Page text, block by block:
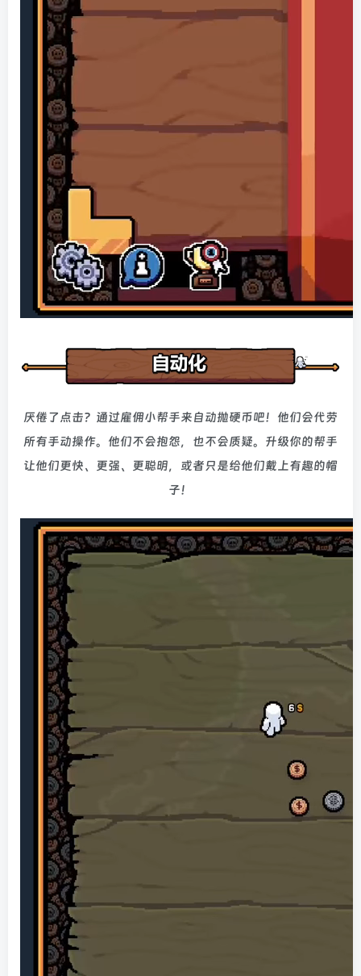
厌倦了点击？通过雇佣小帮手来自动抛硬币吧！他们会代劳
所有手动操作。他们不会抱怨，也不会质疑。升级你的帮手
让他们更快、更强、更聪明，或者只是给他们戴上有趣的帽
子！